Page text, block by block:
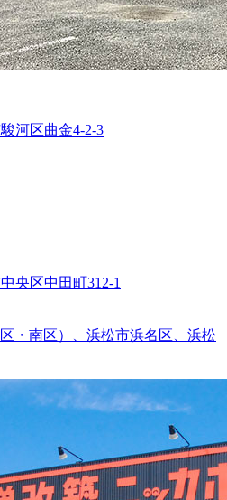
河区曲金4-2-3
央区中田町312-1
・南区）、浜松市浜名区、浜松